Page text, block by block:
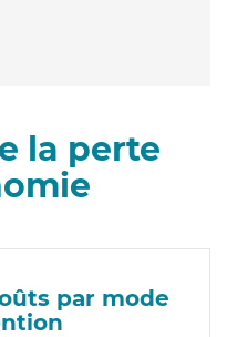
la perte
par mode